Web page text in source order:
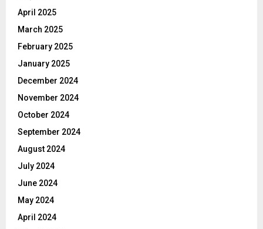
April 2025
March 2025
February 2025
January 2025
December 2024
November 2024
October 2024
September 2024
August 2024
July 2024
June 2024
May 2024
April 2024